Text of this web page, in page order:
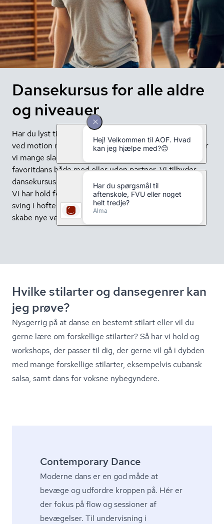
Dansekursus for alle aldre
og niveauer
Har du lyst til at danse til god musik? Opdag glæden
ved motion med effektiv og sjov træning. Hos AOF har
vi mange slags dansehold, hvor du kan lære din
favoritdans både med eller uden partner. Vi tilbyder
dansekursus for voksne i alle aldre og på alle niveauer.
Vi har hold for nybegyndere og øvede, så alle kan få
sving i hofterne sammen med andre til god musik, og
skabe nye venskaber.
Hvilke stilarter og dansegenrer kan
jeg prøve?
Nysgerrig på at danse en bestemt stilart eller vil du
gerne lære om forskellige stilarter? Så har vi hold og
workshops, der passer til dig, der gerne vil gå i dybden
med mange forskellige stilarter, eksempelvis cubansk
salsa, samt dans for voksne nybegyndere.
Contemporary Dance
Moderne dans er en god måde at
bevæge og udfordre kroppen på. Hér er
der fokus på flow og sessioner af
bevægelser. Til undervisning i